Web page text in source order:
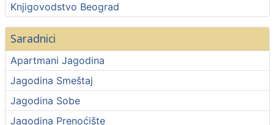
Knjigovodstvo Beograd
Saradnici
Apartmani Jagodina
Jagodina Smeštaj
Jagodina Sobe
Jagodina Prenoćište